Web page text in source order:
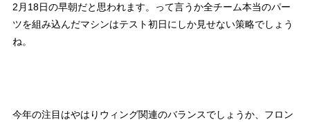
2月18日の早朝だと思われます。って言うか全チーム本当のパー
ツを組み込んだマシンはテスト初日にしか見せない策略でしょう
ね。
今年の注目はやはりウィング関連のバランスでしょうか、フロン